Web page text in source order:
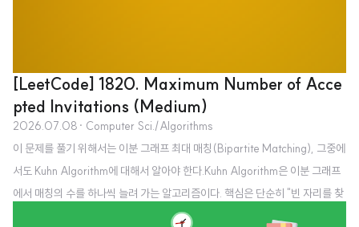
[LeetCode] 1820. Maximum Number of Acce
pted Invitations (Medium)
2026.07.08 · Computer Sci./Algorithms
이 문제를 풀기 위해서는 이분 그래프 최대 매칭(Bipartite Matching), 그중에
서도 Kuhn Algorithm에 대해서 알아야 한다.Kuhn Algorithm은 이분 그래프
에서 매칭의 수를 하나씩 늘려 가는 알고리즘이다. 핵심은 단순히 "빈 자리를 찾
는다"가 아니라, 이미 누군가 차지한 자리라도 기존 매칭을 다른 곳으로 옮길 수